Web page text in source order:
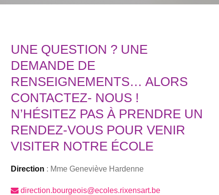
UNE QUESTION ? UNE
DEMANDE DE
RENSEIGNEMENTS… ALORS
CONTACTEZ- NOUS !
N’HÉSITEZ PAS À PRENDRE UN
RENDEZ-VOUS POUR VENIR
VISITER NOTRE ÉCOLE
Direction : Mme Geneviève Hardenne
direction.bourgeois@ecoles.rixensart.be